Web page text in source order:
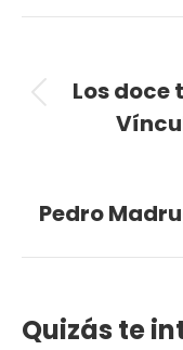
Twitter
entre
Los doce
Pedro
Quizás te